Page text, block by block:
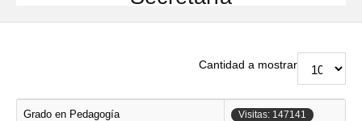
Cantidad a mostrar
Grado en Pedagogía Visitas: 147141